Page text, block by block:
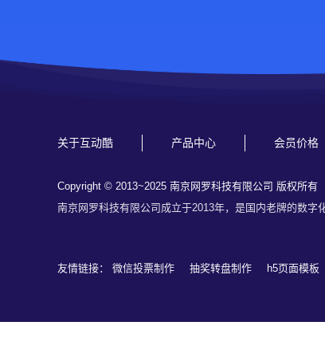
关于互动酷 产品中心 会员价格
Copyright © 2013~2025 南京网罗科技有限公司 版权所有
南京网罗科技有限公司成立于2013年，是国内老牌的数字
友情链接： 微信投票制作 抽奖转盘制作 h5页面模板